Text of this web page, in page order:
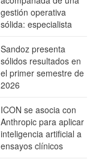
gestión operativa
sólida: especialista
Sandoz presenta
sólidos resultados en
el primer semestre de
2026
ICON se asocia con
Anthropic para aplicar
inteligencia artificial a
ensayos clínicos